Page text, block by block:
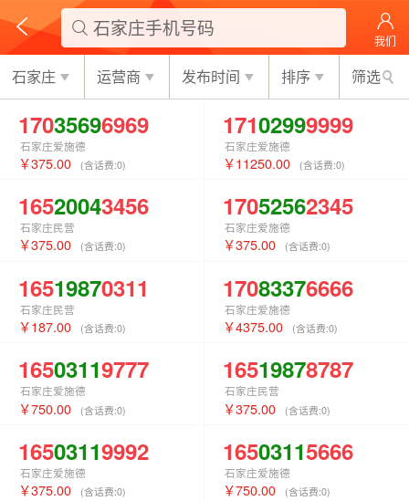
 石家庄手机号码
我们
石家庄 运营商 发布时间 排序 筛选
17035696969
石家庄爱施德
375.00 (含话费:0)
17102999999
石家庄爱施德
11250.00 (含话费:0)
16520043456
石家庄民营
375.00 (含话费:0)
17052562345
石家庄爱施德
375.00 (含话费:0)
16519870311
石家庄民营
187.00 (含话费:0)
17083376666
石家庄爱施德
4375.00 (含话费:0)
16503119777
石家庄爱施德
750.00 (含话费:0)
16519878787
石家庄民营
375.00 (含话费:0)
16503119992
石家庄爱施德
375.00 (含话费:0)
16503115666
石家庄爱施德
750.00 (含话费:0)